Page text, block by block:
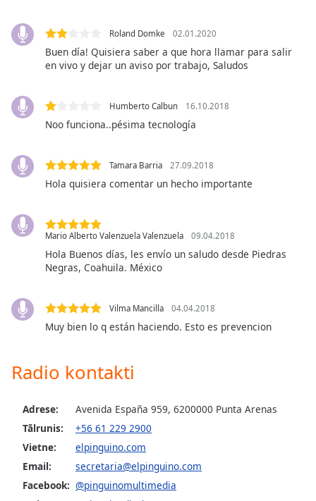
in-
Picture
Fullscreen
modal
Beginning
Escape
will
the
window.
Color
Opacity
Background
Roland Domke 02.01.2020
Buen día! Quisiera saber a que hora llamar para salir
en vivo y dejar un aviso por trabajo, Saludos
Humberto Calbun 16.10.2018
Noo funciona..pésima tecnología
Tamara Barria 27.09.2018
Hola quisiera comentar un hecho importante
Mario Alberto Valenzuela Valenzuela 09.04.2018
Hola Buenos días, les envío un saludo desde Piedras
Negras, Coahuila. México
Vilma Mancilla 04.04.2018
Muy bien lo q están haciendo. Esto es prevencion
Radio kontakti
Adrese:
Avenida España 959, 6200000 Punta Arenas
Tālrunis:
+56 61 229 2900
Vietne:
elpinguino.com
Email:
secretaria@elpinguino.com
Facebook: @pinguinomultimedia